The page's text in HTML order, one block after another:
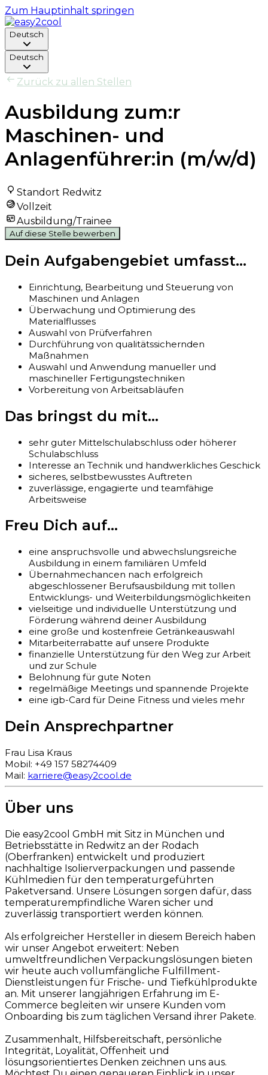
Zum Hauptinhalt springen
Deutsch
Deutsch
Zurück zu allen Stellen
Ausbildung zum:r
Maschinen- und
Anlagenführer:in (m/w/d)
Standort Redwitz
Vollzeit
Ausbildung/Trainee
Auf diese Stelle bewerben
Dein Aufgabengebiet umfasst...
Einrichtung, Bearbeitung und Steuerung von
Maschinen und Anlagen
Überwachung und Optimierung des
Materialflusses
Auswahl von Prüfverfahren
Durchführung von qualitätssichernden
Maßnahmen
Auswahl und Anwendung manueller und
maschineller Fertigungstechniken
Vorbereitung von Arbeitsabläufen
Das bringst du mit...
sehr guter Mittelschulabschluss oder höherer
Schulabschluss
Interesse an Technik und handwerkliches Geschick
sicheres, selbstbewusstes Auftreten
zuverlässige, engagierte und teamfähige
Arbeitsweise
Freu Dich auf...
eine anspruchsvolle und abwechslungsreiche
Ausbildung in einem familiären Umfeld
Übernahmechancen nach erfolgreich
abgeschlossener Berufsausbildung mit tollen
Entwicklungs- und Weiterbildungsmöglichkeiten
vielseitige und individuelle Unterstützung und
Förderung während deiner Ausbildung
eine große und kostenfreie Getränkeauswahl
Mitarbeiterrabatte auf unsere Produkte
finanzielle Unterstützung für den Weg zur Arbeit
und zur Schule
Belohnung für gute Noten
regelmäßige Meetings und spannende Projekte
eine igb-Card für Deine Fitness und vieles mehr
Dein Ansprechpartner
Frau Lisa Kraus
Mobil: +49 157 58274409
Mail: karriere@easy2cool.de
Über uns
Die easy2cool GmbH mit Sitz in München und
Betriebsstätte in Redwitz an der Rodach
(Oberfranken) entwickelt und produziert
nachhaltige Isolierverpackungen und passende
Kühlmedien für den temperaturgeführten
Paketversand. Unsere Lösungen sorgen dafür, dass
temperaturempfindliche Waren sicher und
zuverlässig transportiert werden können.
Als erfolgreicher Hersteller in diesem Bereich haben
wir unser Angebot erweitert: Neben
umweltfreundlichen Verpackungslösungen bieten
wir heute auch vollumfängliche Fulfillment-
Dienstleistungen für Frische- und Tiefkühlprodukte
an. Mit unserer langjährigen Erfahrung im E-
Commerce begleiten wir unsere Kunden vom
Onboarding bis zum täglichen Versand ihrer Pakete.
Zusammenhalt, Hilfsbereitschaft, persönliche
Integrität, Loyalität, Offenheit und
lösungsorientiertes Denken zeichnen uns aus.